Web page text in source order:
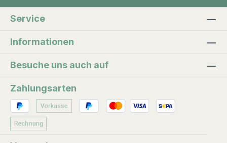
Service
Informationen
Besuche uns auch auf
Zahlungsarten